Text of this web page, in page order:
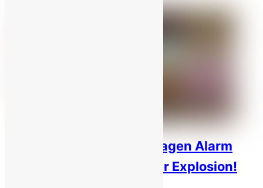
Iranische Analysten schlagen Alarm
wegen drohender sozialer Explosion!